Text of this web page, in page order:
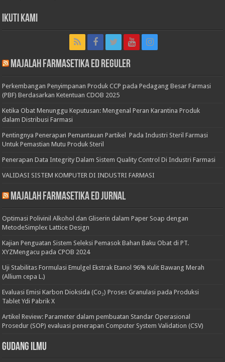
Ikuti Kami
Majalah Farmasetika Ed Reguler
Perkembangan Penyimpanan Produk CCP pada Pedagang Besar Farmasi
(PBF) Berdasarkan Ketentuan CDOB 2025
Ketika Obat Menunggu Keputusan: Mengenal Peran Karantina Produk
dalam Distribusi Farmasi
Pentingnya Penerapan Pemantauan Partikel Pada Industri Steril Farmasi
Untuk Pemastian Mutu Produk Steril
Penerapan Data Integrity Dalam Sistem Quality Control Di Industri Farmasi
VALIDASI SISTEM KOMPUTER DI INDUSTRI FARMASI
Majalah Farmasetika Ed Jurnal
Optimasi Polivinil Alkohol dan Gliserin dalam Paper Soap dengan
MetodeSimplex Lattice Design
Kajian Penguatan Sistem Seleksi Pemasok Bahan Baku Obat di PT.
XYZMengacu pada CPOB 2024
Uji Stabilitas Formulasi Emulgel Ekstrak Etanol 96% Kulit Bawang Merah
(Allium cepa L.)
Evaluasi Emisi Karbon Dioksida (Co₂) Proses Granulasi pada Produksi
Tablet Ydi Pabrik X
Artikel Review: Parameter dalam pembuatan Standar Operasional
Prosedur (SOP) evaluasi penerapan Computer System Validation (CSV)
Gudang Ilmu